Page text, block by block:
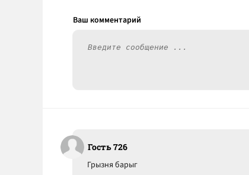
Гость 726
Грызня барыг